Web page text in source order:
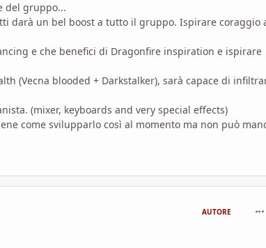
del gruppo...
darà un bel boost a tutto il gruppo. Ispirare coraggio
e che benefici di Dragonfire inspiration e ispirare
(Vecna blooded + Darkstalker), sarà capace di
(mixer, keyboards and very special effects)
come svilupparlo così al momento ma non può
AUTORE